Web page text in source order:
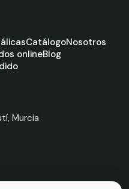
CatálogoNosotros
onlineBlog
Murcia